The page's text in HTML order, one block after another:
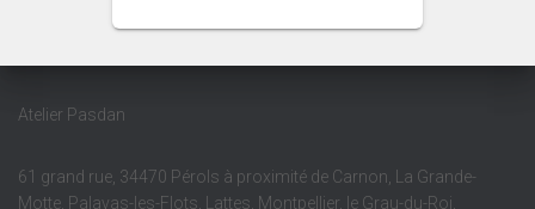
Atelier Pasdan
61 grand rue, 34470 Pérols à proximité de Carnon, La Grande-
Motte, Palavas-les-Flots, Lattes, Montpellier, le Grau-du-Roi,